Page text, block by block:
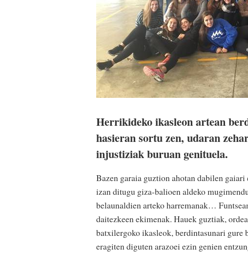
Herrikideko ikasleon artean
hasieran sortu zen, udaran
injustiziak buruan genituela.
Bazen garaia guztion ahotan dabilen
izan ditugu giza-balioen aldeko
belaunaldien arteko harremanak…
daitezkeen ekimenak. Hauek guztiak,
batxilergoko ikasleok, berdintasunari gure
eragiten diguten arazoei ezin genien